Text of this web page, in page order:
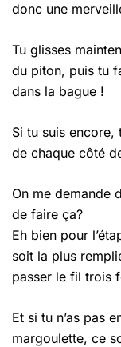
donc une
Tu glisses
du piton, puis tu
dans la bague !
Si tu suis
de chaque côté
On me demande
de faire ça?
Eh bien pour
soit la plus
passer le fil trois
Et si tu n’as pas
margoulette, ce